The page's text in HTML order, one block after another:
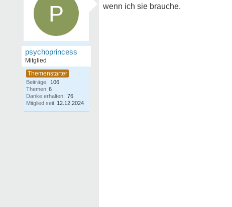
P
psychoprincess
Mitglied
Beiträge: 106
Themen: 6
Danke erhalten: 76
Mitglied seit: 12.12.2024
wenn ich sie brauche.